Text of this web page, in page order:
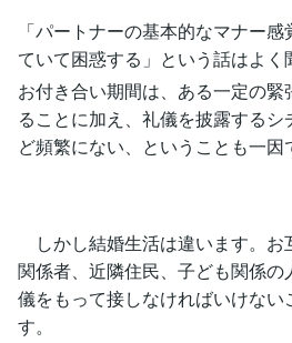
「パートナーの基本的なマナー
ていて困惑する」という話はよく
お付き合い期間は、ある一定の
ることに加え、礼儀を披露する
ど頻繁にない、ということも一因
しかし結婚生活は違います。お
関係者、近隣住民、子ども関係
儀をもって接しなければいけない
す。